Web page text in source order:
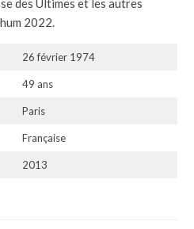
2022.
26 février 1974
49 ans
Paris
Française
2013